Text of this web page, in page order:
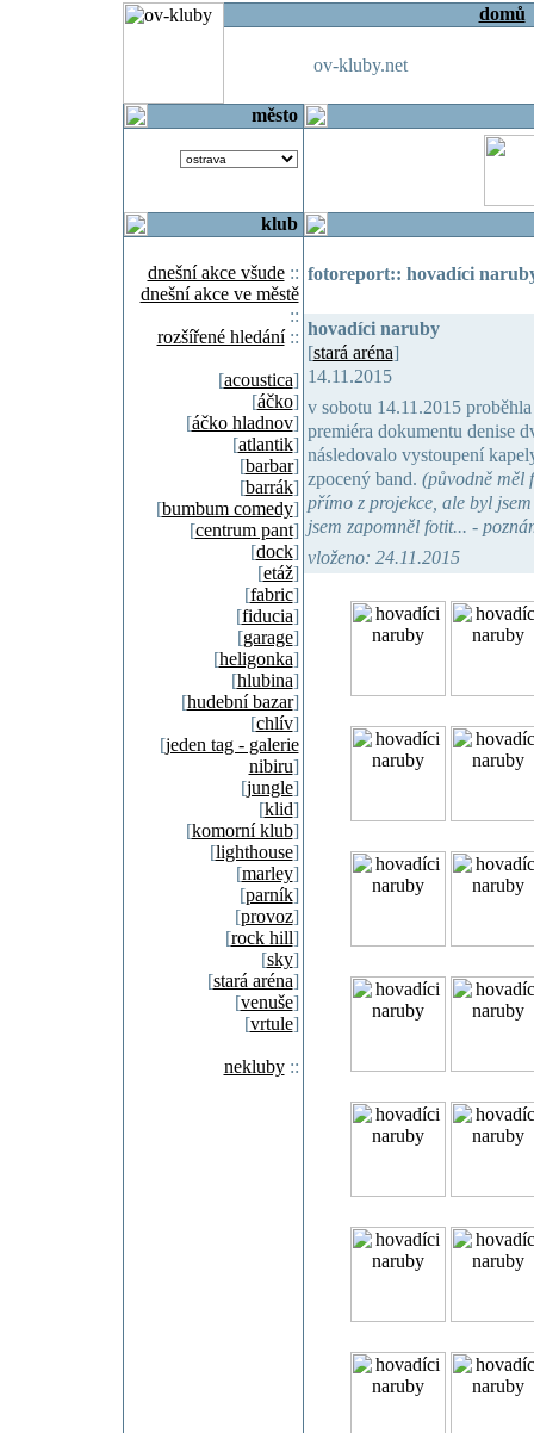
domů
ov-kluby.net
město
klub
dnešní akce všude::
dnešní akce ve městě
::
rozšířené hledání::
[acoustica]
[áčko]
[áčko hladnov]
[atlantik]
[barbar]
[barrák]
[bumbum comedy]
[centrum pant]
[dock]
[etáž]
[fabric]
[fiducia]
[garage]
[heligonka]
[hlubina]
[hudební bazar]
[chlív]
[jeden tag - galerie
nibiru]
[jungle]
[klid]
[komorní klub]
[lighthouse]
[marley]
[parník]
[provoz]
[rock hill]
[sky]
[stará aréna]
[venuše]
[vrtule]
nekluby::
fotoreport:: hovadíci
hovadíci naruby
[stará aréna]
14.11.2015
v sobotu 14.11.2015
premiéra dokumentu denise
následovalo vystoupení
zpocený band. (původně měl
přímo z projekce, ale byl
jsem zapomněl fotit... -
vloženo: 24.11.2015